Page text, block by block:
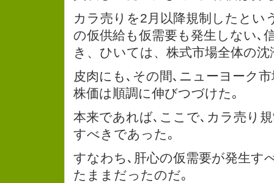
カラ売りを2月以降規制したとい
の仮供給も仮需要も発生しない､
き、ひいては、株式市場全体の
皮肉にも､その間､ニューヨーク
株価は順調に伸びつづけた｡
本来であれば､ここで､カラ売り
すべきであった｡
すなわち､肝心の仮需要が発生す
たままだったのだ｡